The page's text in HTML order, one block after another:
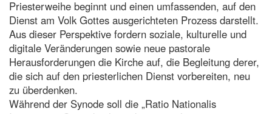
Priesterweihe beginnt und einen umfassenden, auf den
Dienst am Volk Gottes ausgerichteten Prozess darstellt.
Aus dieser Perspektive fordern soziale, kulturelle und
digitale Veränderungen sowie neue pastorale
Herausforderungen die Kirche auf, die Begleitung derer,
die sich auf den priesterlichen Dienst vorbereiten, neu
zu überdenken.
Während der Synode soll die „Ratio Nationalis